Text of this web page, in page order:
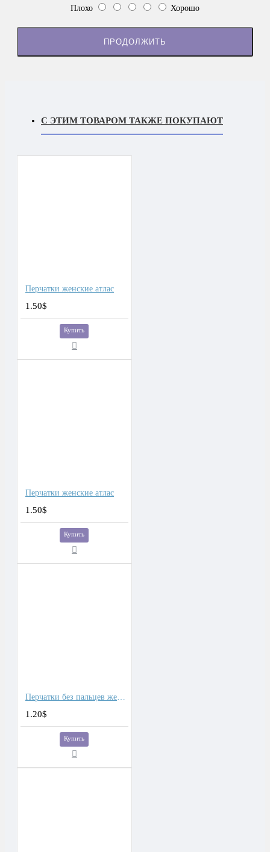
Плохо Хорошо
ПРОДОЛЖИТЬ
С ЭТИМ ТОВАРОМ ТАКЖЕ ПОКУПАЮТ
Перчатки женские атлас
1.50$
Купить
Перчатки женские атлас
1.50$
Купить
Перчатки без пальцев женские гипюр
1.20$
Купить